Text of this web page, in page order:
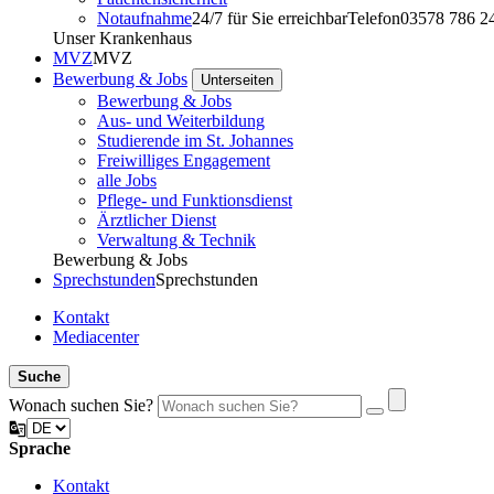
Notaufnahme24/7 für Sie erreichbarTelefon03578 786
Unser Krankenhaus
MVZMVZ
Bewerbung & Jobs
Unterseiten
Bewerbung & Jobs
Aus- und Weiterbildung
Studierende im St. Johannes
Freiwilliges Engagement
alle Jobs
Pflege- und Funktionsdienst
Ärztlicher Dienst
Verwaltung & Technik
Bewerbung & Jobs
SprechstundenSprechstunden
Kontakt
Mediacenter
Suche
Wonach suchen Sie?
Sprache
Kontakt